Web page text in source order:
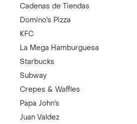
Cadenas de Tiendas
Domino's Pizza
KFC
La Mega Hamburguesa
Starbucks
Subway
Crepes & Waffles
Papa John's
Juan Valdez